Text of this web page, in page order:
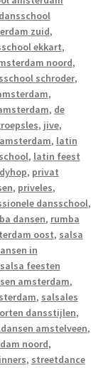
dansschool
zuid,
ekkart,
noord,
schroder,
,
, de
, jive,
, latin
, latin feest
, privat
, priveles,
dansschool,
dansen, rumba
oost, salsa
in
salsa feesten
amsterdam,
, salsales
dansstijlen,
amstelveen,
noord,
, streetdance